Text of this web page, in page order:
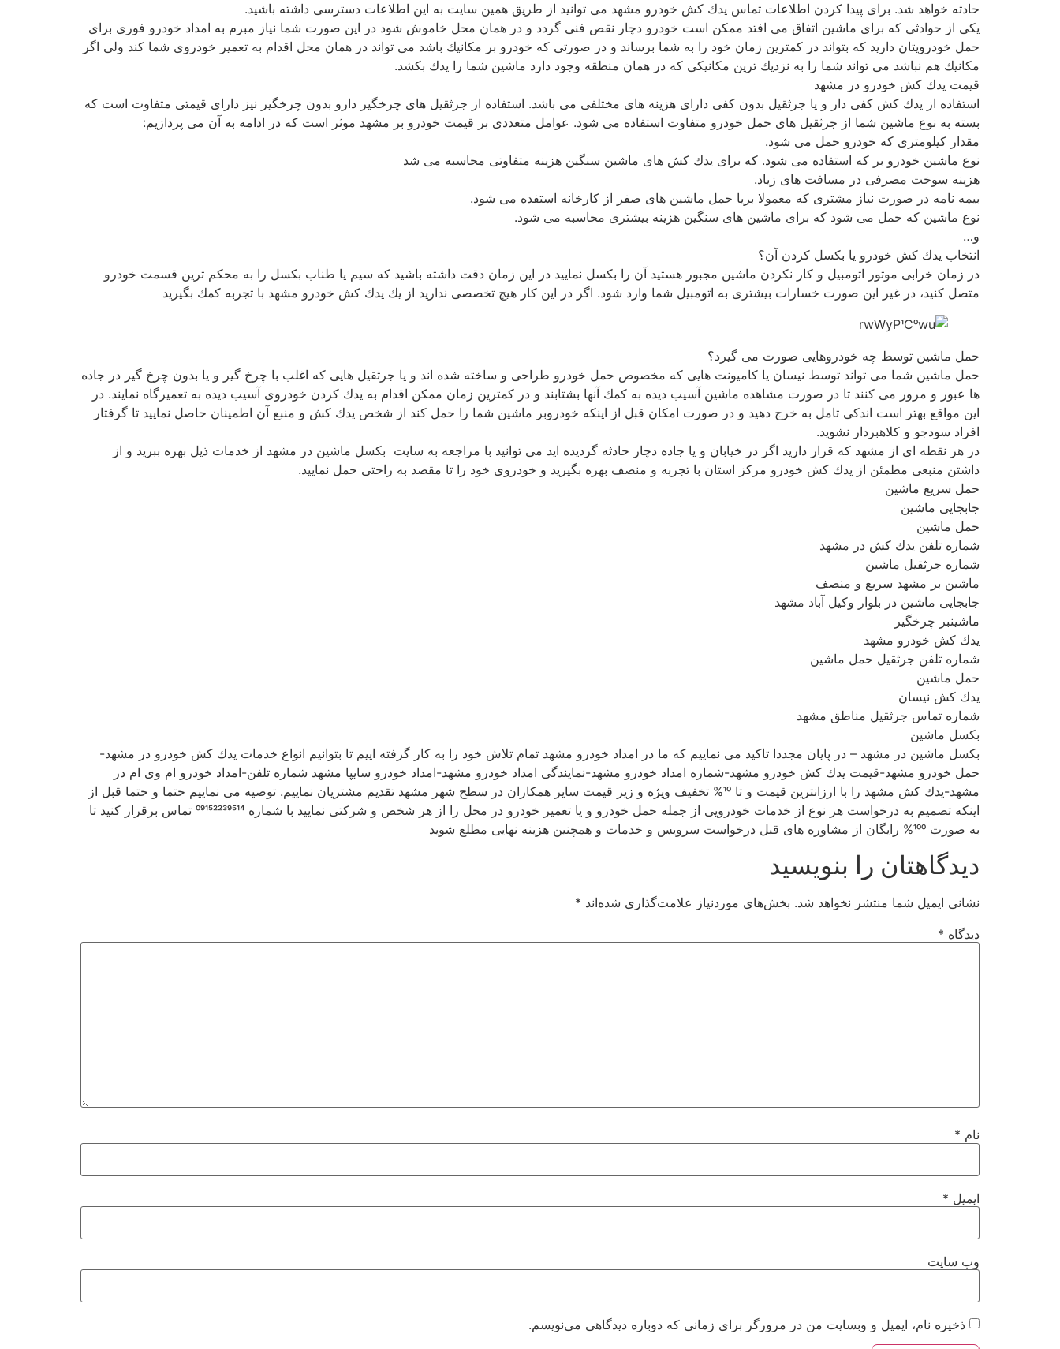
حادثه خواهد شد. برای پیدا كردن اطلاعات تماس یدك كش خودرو مشهد می توانید از طریق همین سایت به این اطلاعات دسترسی داشته باشید.
یكی از حوادثی كه برای ماشین اتفاق می افتد ممكن است خودرو دچار نقص فنی گردد و در همان محل خاموش شود در این صورت شما نیاز مبرم به امداد خودرو فوری برای
حمل خودرویتان دارید كه بتواند در كمترین زمان خود را به شما برساند و در صورتی كه خودرو بر مكانیك باشد می تواند در همان محل اقدام به تعمیر خودروی شما كند ولی اگر
مكانیك هم نباشد می تواند شما را به نزدیك ترین مكانیكی كه در همان منطقه وجود دارد ماشین شما را یدك بكشد.
قیمت یدك كش خودرو در مشهد
استفاده از یدك كش كفی دار و یا جرثقیل بدون كفی دارای هزینه های مختلفی می باشد. استفاده از جرثقیل های چرخگیر دارو بدون چرخگیر نیز دارای قیمتی متفاوت است كه
بسته به نوع ماشین شما از جرثقیل های حمل خودرو متفاوت استفاده می شود. عوامل متعددی بر قیمت خودرو بر مشهد موثر است كه در ادامه به آن می پردازیم:
مقدار كیلومتری كه خودرو حمل می شود.
نوع ماشین خودرو بر كه استفاده می شود. كه برای یدك كش های ماشین سنگین هزینه متفاوتی محاسبه می شد
هزینه سوخت مصرفی در مسافت های زیاد.
بیمه نامه در صورت نیاز مشتری كه معمولا بریا حمل ماشین های صفر از كارخانه استفده می شود.
نوع ماشین كه حمل می شود كه برای ماشین های سنگین هزینه بیشتری محاسبه می شود.
و…
انتخاب یدك كش خودرو یا بكسل كردن آن؟
در زمان خرابی موتور اتومبیل و كار نكردن ماشین مجبور هستید آن را بكسل نمایید در این زمان دقت داشته باشید كه سیم یا طناب بكسل را به محكم ترین قسمت خودرو
متصل كنید، در غیر این صورت خسارات بیشتری به اتومبیل شما وارد شود. اگر در این كار هیچ تخصصی ندارید از یك یدك كش خودرو مشهد با تجربه كمك بگیرید
حمل ماشین توسط چه خودروهایی صورت می گیرد؟
حمل ماشین شما می تواند توسط نیسان یا كامیونت هایی كه مخصوص حمل خودرو طراحی و ساخته شده اند و یا جرثقیل هایی كه اغلب با چرخ گیر و یا بدون چرخ گیر در جاده
ها عبور و مرور می كنند تا در صورت مشاهده ماشین آسیب دیده به كمك آنها بشتابند و در كمترین زمان ممكن اقدام به یدك كردن خودروی آسیب دیده به تعمیرگاه نمایند. در
این مواقع بهتر است اندكی تامل به خرج دهید و در صورت امكان قبل از اینكه خودروبر ماشین شما را حمل كند از شخص یدك كش و منبع آن اطمینان حاصل نمایید تا گرفتار
افراد سودجو و كلاهبردار نشوید.
در هر نقطه ای از مشهد كه قرار دارید اگر در خیابان و یا جاده دچار حادثه گردیده اید می توانید با مراجعه به سایت بكسل ماشین در مشهد از خدمات ذیل بهره ببرید و از
داشتن منبعی مطمئن از یدك كش خودرو مركز استان با تجربه و منصف بهره بگیرید و خودروی خود را تا مقصد به راحتی حمل نمایید.
حمل سریع ماشین
جابجایی ماشین
حمل ماشین
شماره تلفن یدك كش در مشهد
شماره جرثقیل ماشین
ماشین بر مشهد سریع و منصف
جابجایی ماشین در بلوار وكیل آباد مشهد
ماشینبر چرخگیر
یدك كش خودرو مشهد
شماره تلفن جرثقیل حمل ماشین
حمل ماشین
یدك كش نیسان
شماره تماس جرثقیل مناطق مشهد
بكسل ماشین
بكسل ماشین در مشهد – در پایان مجددا تاكید می نماییم كه ما در امداد خودرو مشهد تمام تلاش خود را به كار گرفته اییم تا بتوانیم انواع خدمات یدك كش خودرو در مشهد-
حمل خودرو مشهد-قیمت یدك كش خودرو مشهد-شماره امداد خودرو مشهد-نمایندگی امداد خودرو مشهد-امداد خودرو سایپا مشهد شماره تلفن-امداد خودرو ام وی ام در
مشهد-یدك كش مشهد را با ارزانترین قیمت و تا 10% تخفیف ویژه و زیر قیمت سایر همكاران در سطح شهر مشهد تقدیم مشتریان نماییم. توصیه می نماییم حتما و حتما قبل از
اینكه تصمیم به درخواست هر نوع از خدمات خودرویی از جمله حمل خودرو و یا تعمیر خودرو در محل را از هر شخص و شركتی نمایید با شماره 09152239514 تماس برقرار كنید تا
به صورت 100% رایگان از مشاوره های قبل درخواست سرویس و خدمات و همچنین هزینه نهایی مطلع شوید
دیدگاهتان را بنویسید
نشانی ایمیل شما منتشر نخواهد شد. بخش‌های موردنیاز علامت‌گذاری شده‌اند *
دیدگاه *
نام *
ایمیل *
وب‌ سایت
ذخیره نام، ایمیل و وبسایت من در مرورگر برای زمانی که دوباره دیدگاهی می‌نویسم.